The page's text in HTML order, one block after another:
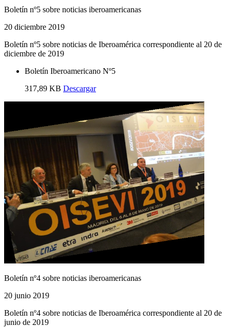
Boletín nº5 sobre noticias iberoamericanas
20 diciembre 2019
Boletín nº5 sobre noticias de Iberoamérica correspondiente al 20 de
diciembre de 2019
Boletín Iberoamericano Nº5
317,89 KB Descargar
Boletín nº4 sobre noticias iberoamericanas
20 junio 2019
Boletín nº4 sobre noticias de Iberoamérica correspondiente al 20 de
junio de 2019